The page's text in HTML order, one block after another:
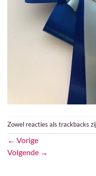
Zowel reacties als trackbacks
← Vorige
Volgende →